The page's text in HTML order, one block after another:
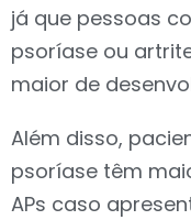
já que pessoas
psoríase ou
maior de
Além disso,
psoríase têm
APs caso